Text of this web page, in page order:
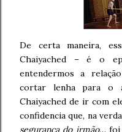
De certa maneira,
Chaiyached – é o
entendermos a
cortar lenha para o
Chaiyached de ir com
confidencia que, na
segurança do irmão… foi